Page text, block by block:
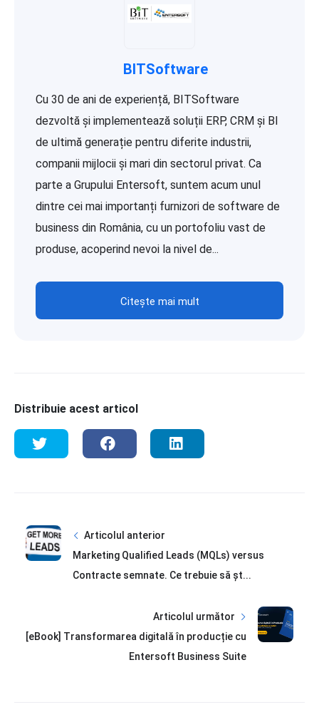
BITSoftware
Cu 30 de ani de experiență, BITSoftware
dezvoltă și implementează soluții ERP, CRM și BI
de ultimă generație pentru diferite industrii,
companii mijlocii și mari din sectorul privat. Ca
parte a Grupului Entersoft, suntem acum unul
dintre cei mai importanți furnizori de software de
business din România, cu un portofoliu vast de
produse, acoperind nevoi la nivel de...
Citește mai mult
Distribuie acest articol
Articolul anterior
Marketing Qualified Leads (MQLs) versus
Contracte semnate. Ce trebuie să șt...
Articolul următor
[eBook] Transformarea digitală în producție cu
Entersoft Business Suite